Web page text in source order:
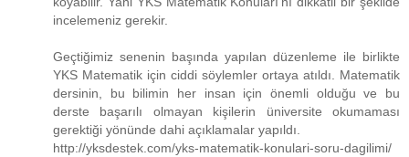
incelemeniz gerekir.
Geçtiğimiz senenin başında yapılan düzenleme ile birlikte
YKS Matematik için ciddi söylemler ortaya atıldı. Matematik
dersinin, bu bilimin her insan için önemli olduğu ve bu
derste başarılı olmayan kişilerin üniversite okumaması
gerektiği yönünde dahi açıklamalar yapıldı.
http://yksdestek.com/yks-matematik-konulari-soru-dagilimi/